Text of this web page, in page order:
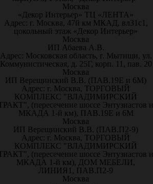
Москва
«Декор Интерьер» ТЦ «ЛЕНТА»
Адрес: г. Москва, 47й км МКАД, вл31с1,
цокольный этаж «Декор Интерьер»
Москва
ИП Абаева А.В.
Адрес: Московская область, г. Мытищи, ул.
Коммунистическая, д. 25Г, корп. 11, пав. 20
Москва
ИП Верещинский В.В. (ПАВ.19Е и 6М)
Адрес: г. Москва, ТОРГОВЫЙ
КОМПЛЕКС "ВЛАДИМИРСКИЙ
(пересечение шоссе Энтузиастов и
МКАДА 1-й км), ПАВ.19Е и 6М
Москва
ИП Верещинский В.В. (ПАВ.П2-9)
Адрес: г. Москва, ТОРГОВЫЙ
КОМПЛЕКС "ВЛАДИМИРСКИЙ
(пересечение шоссе Энтузиастов и
МКАДА 1-й км), ДОМ МЕБЕЛИ,
ЛИНИЯ1, ПАВ.П2-9
Москва